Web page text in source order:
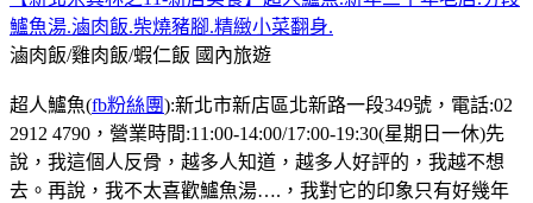
鱸魚湯.滷肉飯.柴燒豬腳.精緻小菜翻身.
滷肉飯/雞肉飯/蝦仁飯 國內旅遊
超人鱸魚(fb粉絲團):新北市新店區北新路一段349號，電話:02
2912 4790，營業時間:11:00-14:00/17:00-19:30(星期日一休)先
說，我這個人反骨，越多人知道，越多人好評的，我越不想
去。再說，我不太喜歡鱸魚湯….，我對它的印象只有好幾年